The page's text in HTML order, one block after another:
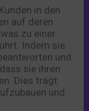
in den
auf deren
zu einer
Indem sie
und
sie ihren
Dies trägt
und